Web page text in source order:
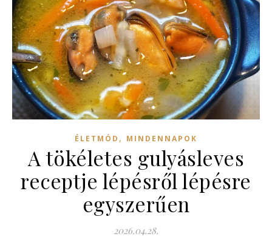
ÉLETMÓD , MINDENNAPOK
A tökéletes gulyásleves
receptje lépésről lépésre
egyszerűen
2026.04.28.